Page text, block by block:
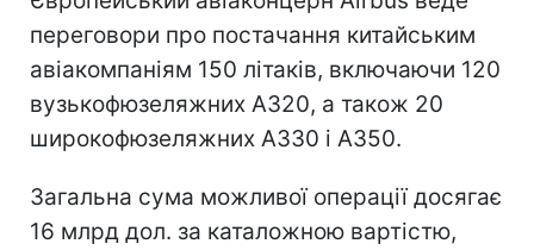
переговори про постачання китайським
авіакомпаніям 150 літаків, включаючи 120
вузькофюзеляжних A320, а також 20
широкофюзеляжних A330 і A350.
Загальна сума можливої операції досягає
16 млрд дол. за каталожною вартістю,